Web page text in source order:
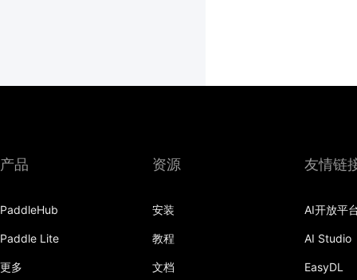
产品
PaddleHub
Paddle Lite
更多
资源
安装
教程
文档
友情链
AI开放平
AI Studio
EasyDL